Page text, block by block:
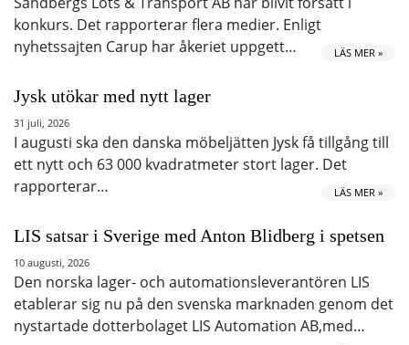
konkurs. Det rapporterar flera medier. Enligt
nyhetssajten Carup har åkeriet uppgett…
LÄS MER »
Jysk utökar med nytt lager
31 juli, 2026
I augusti ska den danska möbeljätten Jysk få tillgång till
ett nytt och 63 000 kvadratmeter stort lager. Det
rapporterar…
LÄS MER »
LIS satsar i Sverige med Anton Blidberg i spetsen
10 augusti, 2026
Den norska lager- och automationsleverantören LIS
etablerar sig nu på den svenska marknaden genom det
nystartade dotterbolaget LIS Automation AB,med…